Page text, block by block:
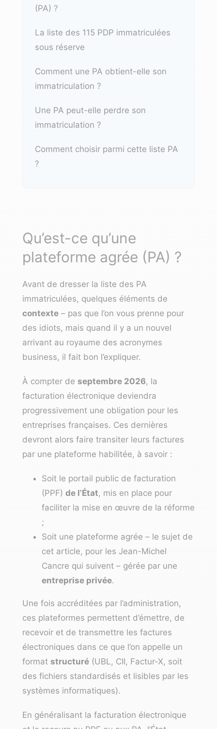
(PA) ?
La liste des 115 PDP immatriculées
sous réserve
Comment une PA obtient-elle son
immatriculation ?
Une PA peut-elle perdre son
immatriculation ?
Comment choisir parmi cette liste PA
?
Qu’est-ce qu’une
plateforme agrée (PA) ?
Avant de dresser la liste des PA
immatriculées, quelques éléments de
contexte – pas que l’on vous prenne pour
des idiots, mais quand il y a un nouvel
arrivant au royaume des acronymes
business, il fait bon l’expliquer.
À compter de septembre 2026, la
facturation électronique deviendra
progressivement une obligation pour les
entreprises françaises. Ces dernières
devront alors faire transiter leurs factures
par une plateforme habilitée, à savoir :
Soit le portail public de facturation
(PPF) de l’État, mis en place pour
faciliter la mise en œuvre de la réforme
;
Soit une plateforme agrée – le sujet de
cet article, pour les Jean-Michel
Cancre qui suivent – gérée par une
entreprise privée.
Une fois accréditées par l’administration,
ces plateformes permettent d’émettre, de
recevoir et de transmettre les factures
électroniques dans ce que l’on appelle un
format structuré (UBL, CII, Factur-X, soit
des fichiers standardisés et lisibles par les
systèmes informatiques).
En généralisant la facturation électronique